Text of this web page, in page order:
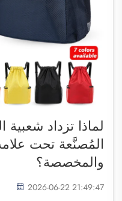
لماذا تزداد شعبية
المُصنَّعة تحت
والمخصصة؟
2026-06-22 21:49:47